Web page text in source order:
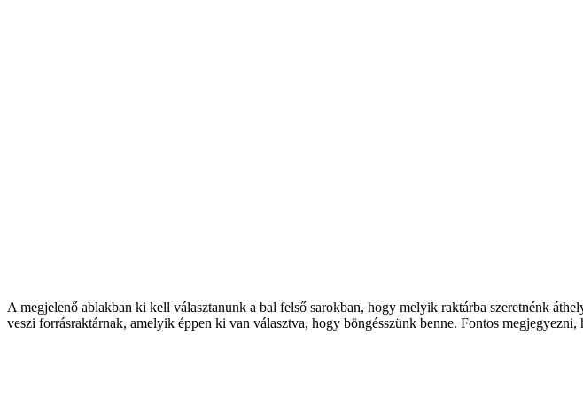
A megjelenő ablakban ki kell választanunk a bal felső sarokban, hogy melyik raktárba szeretnénk
veszi forrásraktárnak, amelyik éppen ki van választva, hogy böngésszünk benne. Fontos